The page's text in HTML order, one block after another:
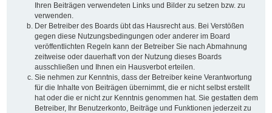
Ihren Beiträgen verwendeten Links und Bilder zu setzen bzw. zu
verwenden.
Der Betreiber des Boards übt das Hausrecht aus. Bei Verstößen
gegen diese Nutzungsbedingungen oder anderer im Board
veröffentlichten Regeln kann der Betreiber Sie nach Abmahnung
zeitweise oder dauerhaft von der Nutzung dieses Boards
ausschließen und Ihnen ein Hausverbot erteilen.
Sie nehmen zur Kenntnis, dass der Betreiber keine Verantwortung
für die Inhalte von Beiträgen übernimmt, die er nicht selbst erstellt
hat oder die er nicht zur Kenntnis genommen hat. Sie gestatten dem
Betreiber, Ihr Benutzerkonto, Beiträge und Funktionen jederzeit zu